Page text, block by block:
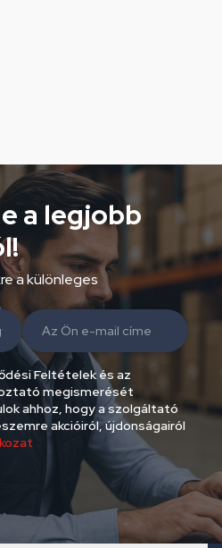
a legjobb
a különleges
Feltételek és az
megismerését
ahhoz, hogy a szolgáltató
akcióiról, újdonságairól